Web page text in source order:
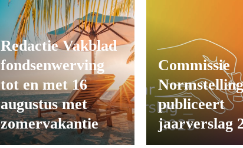
Redactie Vakblad
fondsenwerving
tot en met 16
augustus met
zomervakantie
Commissie
Normstelling
publiceert
jaarverslag